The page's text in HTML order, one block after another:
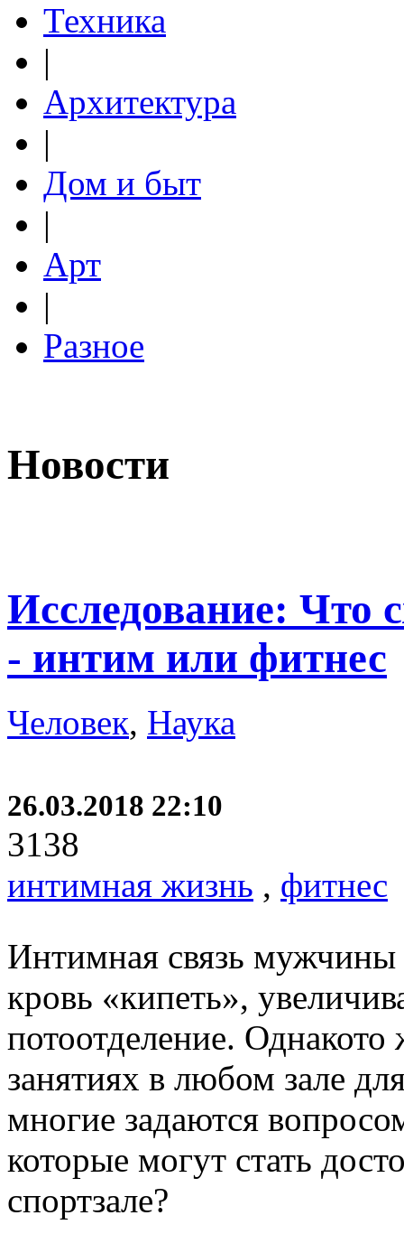
Техника
|
Архитектура
|
Дом и быт
|
Арт
|
Разное
Новости
Исследование: Что
- интим или фитнес
Человек, Наука
26.03.2018 22:10
3138
интимная жизнь , фитнес
Интимная связь
кровь «кипеть»,
потоотделение.
занятиях в любом зале
многие задаются
которые могут стать
спортзале?